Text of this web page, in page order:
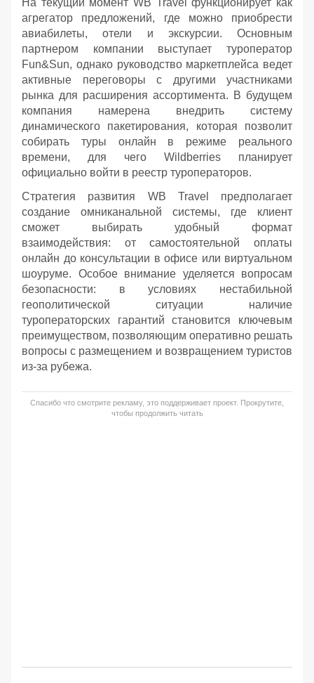
На текущий момент WB Travel функционирует как
агрегатор предложений, где можно приобрести
авиабилеты, отели и экскурсии. Основным
партнером компании выступает туроператор
Fun&Sun, однако руководство маркетплейса ведет
активные переговоры с другими участниками
рынка для расширения ассортимента. В будущем
компания намерена внедрить систему
динамического пакетирования, которая позволит
собирать туры онлайн в режиме реального
времени, для чего Wildberries планирует
официально войти в реестр туроператоров.
Стратегия развития WB Travel предполагает
создание омниканальной системы, где клиент
сможет выбирать удобный формат
взаимодействия: от самостоятельной оплаты
онлайн до консультации в офисе или виртуальном
шоуруме. Особое внимание уделяется вопросам
безопасности: в условиях нестабильной
геополитической ситуации наличие
туроператорских гарантий становится ключевым
преимуществом, позволяющим оперативно решать
вопросы с размещением и возвращением туристов
из-за рубежа.
Спасибо что смотрите рекламу, это поддерживает проект. Прокрутите,
чтобы продолжить читать